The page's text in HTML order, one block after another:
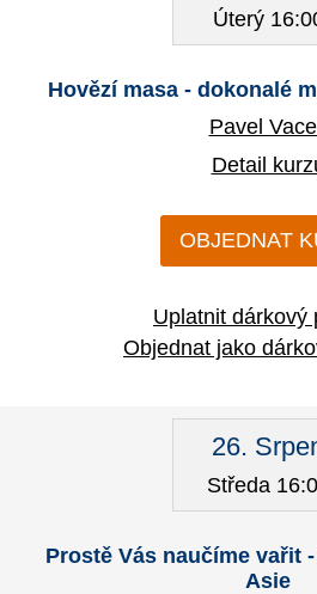
Úterý
Hovězí masa - dokonalé
Pavel
Detail
OBJEDNAT
Uplatnit dárkový
Objednat jako
26.
Středa
Prostě Vás naučíme vařit
Asie